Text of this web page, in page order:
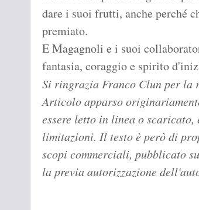
dare i suoi frutti, anche perché
premiato.
E Magagnoli e i suoi
fantasia, coraggio e spirito
Si ringrazia Franco Clun per la
Articolo apparso
essere letto in linea o scaricato,
limitazioni. Il testo è però di
scopi commerciali, pubblicato
la previa autorizzazione